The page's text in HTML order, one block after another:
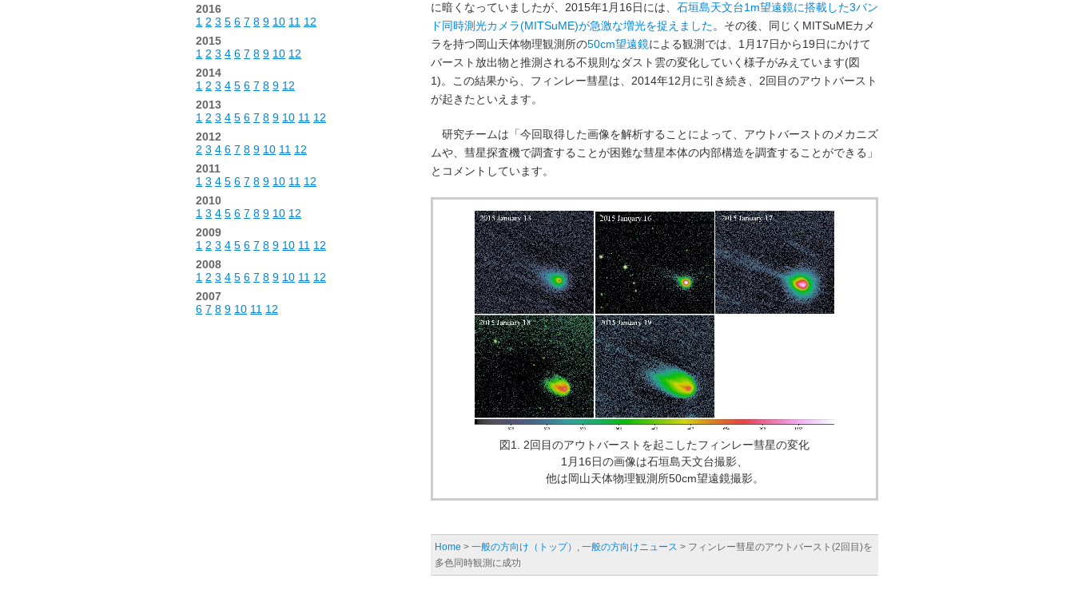
に暗くなっていましたが、2015年1月16日には、 石垣島天文台1m望遠鏡に搭載した3バン
ド同時測光カメラ(MITSuME)が急激な増光を捉えました。その後、同じくMITSuMEカメ
ラを持つ岡山天体物理観測所の50cm望遠鏡による観測では、1月17日から19日にかけて
バースト放出物と推測される不規則なダスト雲の変化していく様子がみえています(図
1)。この結果から、フィンレー彗星は、2014年12月に引き続き、2回目のアウトバースト
が起きたといえます。
研究チームは「今回取得した画像を解析することによって、アウトバーストのメカニズ
ムや、彗星探査機で調査することが困難な彗星本体の内部構造を調査することができる」
とコメントしています。
図1. 2回目のアウトバーストを起こしたフィンレー彗星の変化
1月16日の画像は石垣島天文台撮影、
他は岡山天体物理観測所50cm望遠鏡撮影。
Home > 一般の方向け（トップ） , 一般の方向けニュース > フィンレー彗星のアウトバースト(2回目)を
多色同時観測に成功
2016
1 2 3 5 6 7 8 9 10 11 12
2015
1 2 3 4 6 7 8 9 10 12
2014
1 2 3 4 5 6 7 8 9 12
2013
1 2 3 4 5 6 7 8 9 10 11 12
2012
2 3 4 6 7 8 9 10 11 12
2011
1 3 4 5 6 7 8 9 10 11 12
2010
1 3 4 5 6 7 8 9 10 12
2009
1 2 3 4 5 6 7 8 9 10 11 12
2008
1 2 3 4 5 6 7 8 9 10 11 12
2007
6 7 8 9 10 11 12